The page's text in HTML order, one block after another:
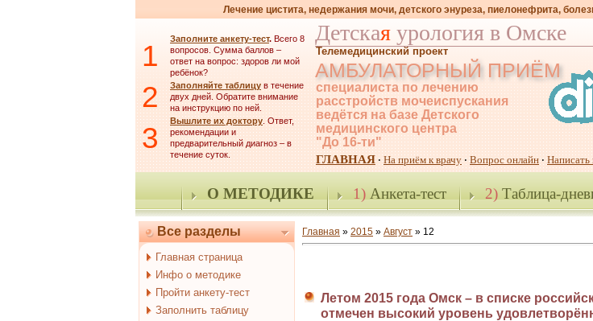
Лечение цистита, недержания мочи, детского энуреза, пиелонефрита,
1 Заполните анкету-тест. Всего 8
вопросов. Сумма баллов –
ответ на вопрос: здоров ли мой
ребёнок?
2 Заполняйте таблицу в течение
двух дней. Обратите внимание
на инструкцию по ней.
3 Вышлите их доктору. Ответ,
рекомендации и
предварительный диагноз – в
течение суток.
Детская урология в Омске
Телемедицинский проект
АМБУЛАТОРНЫЙ ПРИЁМ
специалиста по лечению
расстройств мочеиспускания
ведётся на базе Детского
медицинского центра
"До 16-ти"
ГЛАВНАЯ · На приём к врачу · Вопрос онлайн · Написать
О МЕТОДИКЕ 1)Анкета-тест 2)Таблица-
Все разделы
Главная страница
Инфо о методике
Пройти анкету-тест
Заполнить таблицу
Главная » 2015 » Август » 12
Летом 2015 года Омск – в списке
отмечен высокий уровень